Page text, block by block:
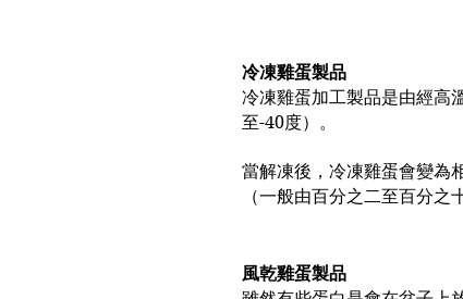
冷凍雞蛋製品
冷凍雞蛋加工製品是由經高
至-40度）。
當解凍後，冷凍雞蛋會變為
（一般由百分之二至百分之
風乾雞蛋製品